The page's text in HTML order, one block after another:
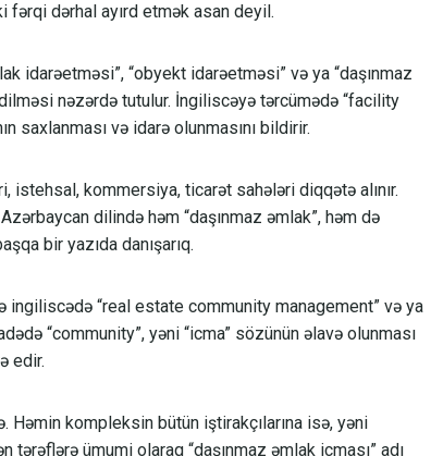
fərqi dərhal ayırd etmək asan deyil.
idarəetməsi”, “obyekt idarəetməsi” və ya “daşınmaz
nəzərdə tutulur. İngiliscəyə tərcümədə “facility
saxlanması və idarə olunmasını bildirir.
istehsal, kommersiya, ticarət sahələri diqqətə alınır.
dilində həm “daşınmaz əmlak”, həm də
bir yazıda danışarıq.
ingiliscədə “real estate community management” və ya
“community”, yəni “icma” sözünün əlavə olunması
edir.
Həmin kompleksin bütün iştirakçılarına isə, yəni
ümumi olaraq “daşınmaz əmlak icması” adı